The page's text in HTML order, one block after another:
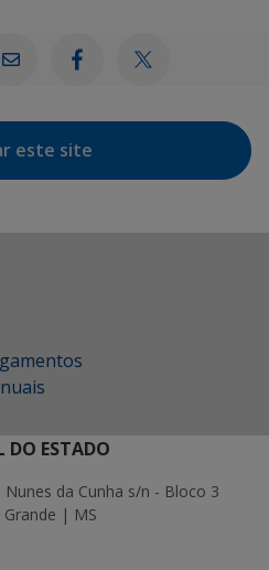
este site
DO ESTADO
da Cunha s/n - Bloco 3
Grande | MS